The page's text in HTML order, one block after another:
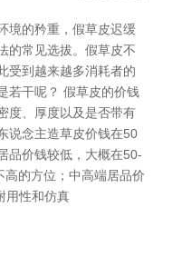
境的矜重，假草皮迟缓
的常见选拔。假草皮不
受到越来越多消耗者的
若干呢？ 假草皮的价钱
度、厚度以及是否带有
说念主造草皮价钱在50
品价钱较低，大概在50-
的方位；中高端居品价
用性和仿真